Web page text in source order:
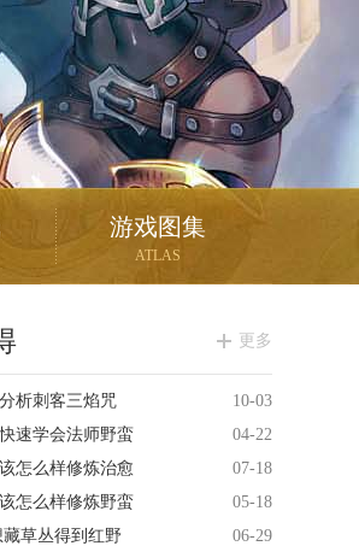
游戏图集
ATLAS
更多
10-03
析刺客三焰咒
04-22
速学会法师野蛮
07-18
怎么样修炼治愈
05-18
怎么样修炼野蛮
06-29
草丛得到红野